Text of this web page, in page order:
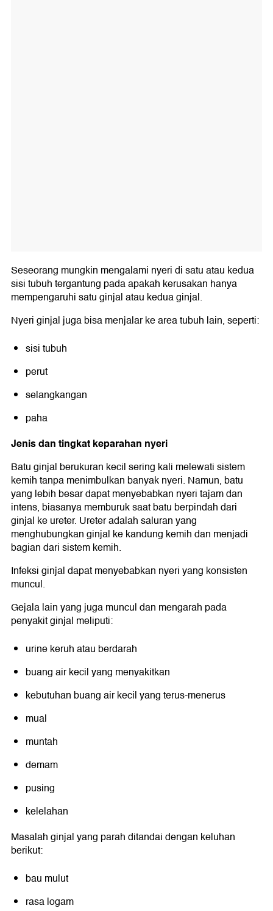
Seseorang mungkin mengalami nyeri di satu atau kedua
sisi tubuh tergantung pada apakah kerusakan hanya
mempengaruhi satu ginjal atau kedua ginjal.
Nyeri ginjal juga bisa menjalar ke area tubuh lain, seperti:
sisi tubuh
perut
selangkangan
paha
Jenis dan tingkat keparahan nyeri
Batu ginjal berukuran kecil sering kali melewati sistem
kemih tanpa menimbulkan banyak nyeri. Namun, batu
yang lebih besar dapat menyebabkan nyeri tajam dan
intens, biasanya memburuk saat batu berpindah dari
ginjal ke ureter. Ureter adalah saluran yang
menghubungkan ginjal ke kandung kemih dan menjadi
bagian dari sistem kemih.
Infeksi ginjal dapat menyebabkan nyeri yang konsisten
muncul.
Gejala lain yang juga muncul dan mengarah pada
penyakit ginjal meliputi:
urine keruh atau berdarah
buang air kecil yang menyakitkan
kebutuhan buang air kecil yang terus-menerus
mual
muntah
demam
pusing
kelelahan
Masalah ginjal yang parah ditandai dengan keluhan
berikut:
bau mulut
rasa logam